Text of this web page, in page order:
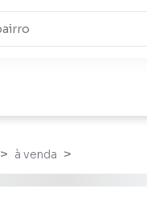
à venda